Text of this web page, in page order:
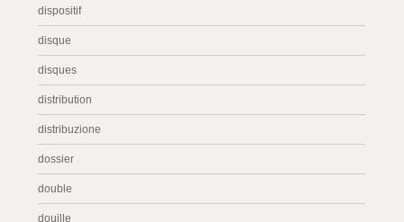
dispositif
disque
disques
distribution
distribuzione
dossier
double
douille